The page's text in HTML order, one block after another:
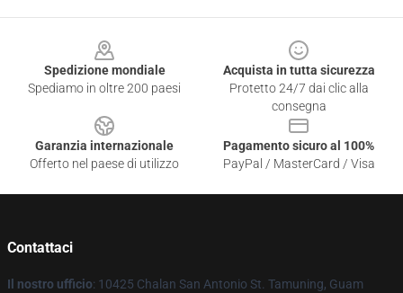
Spedizione mondiale
Spediamo in oltre 200 paesi
Acquista in tutta sicurezza
Protetto 24/7 dai clic alla
consegna
Garanzia internazionale
Offerto nel paese di utilizzo
Pagamento sicuro al 100%
PayPal / MasterCard / Visa
Contattaci
Il nostro ufficio: 10425 Chalan San Antonio St. Tamuning, Guam